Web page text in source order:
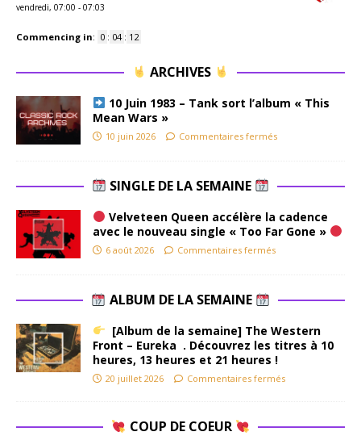
vendredi, 07:00 - 07:03
Commencing in: 0 : 04 : 12
ARCHIVES
10 Juin 1983 – Tank sort l’album « This
Mean Wars »
10 juin 2026 Commentaires fermés
SINGLE DE LA SEMAINE
Velveteen Queen accélère la cadence
avec le nouveau single « Too Far Gone »
6 août 2026 Commentaires fermés
ALBUM DE LA SEMAINE
[Album de la semaine] The Western
Front – Eureka . Découvrez les titres à 10
heures, 13 heures et 21 heures !
20 juillet 2026 Commentaires fermés
COUP DE COEUR